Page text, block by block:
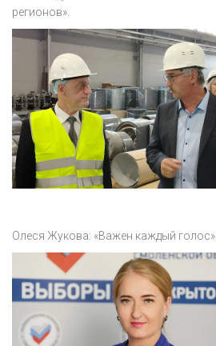
регионов».
Олеся Жукова: «Важен каждый голос»